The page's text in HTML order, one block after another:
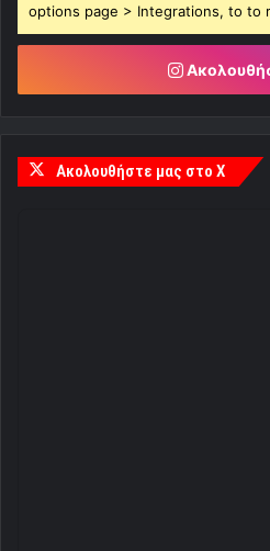
options page > Integrations, to to
Ακολουθήστε μας στο X